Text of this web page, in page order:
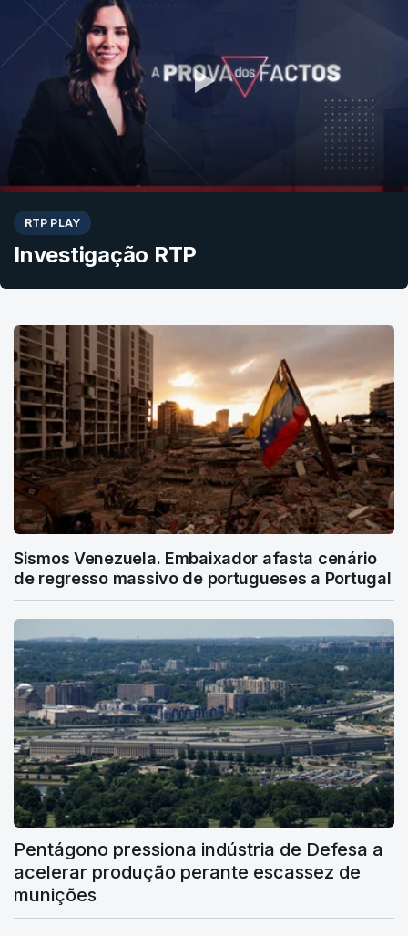
RTP PLAY
Investigação RTP
Sismos Venezuela. Embaixador afasta cenário
de regresso massivo de portugueses a Portugal
Pentágono pressiona indústria de Defesa a
acelerar produção perante escassez de
munições